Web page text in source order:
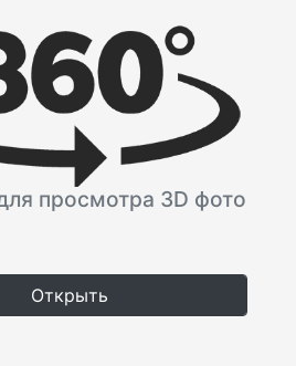
просмотра 3D фото
Открыть